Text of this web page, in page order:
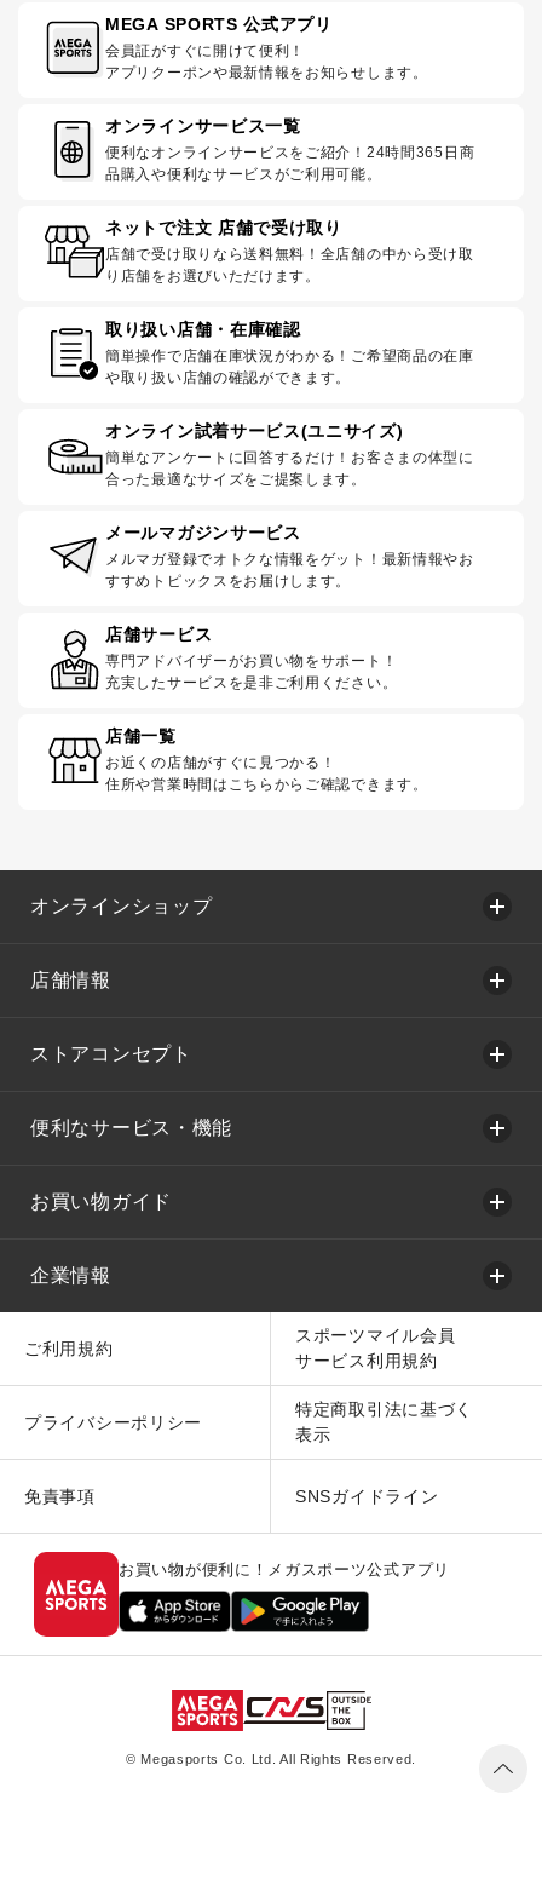
MEGA SPORTS 公式アプリ
会員証がすぐに開けて便利！
アプリクーポンや最新情報をお知らせします。
オンラインサービス一覧
便利なオンラインサービスをご紹介！24時間365日商
品購入や便利なサービスがご利用可能。
ネットで注文 店舗で受け取り
店舗で受け取りなら送料無料！全店舗の中から受け取
り店舗をお選びいただけます。
取り扱い店舗・在庫確認
簡単操作で店舗在庫状況がわかる！ご希望商品の在庫
や取り扱い店舗の確認ができます。
オンライン試着サービス(ユニサイズ)
簡単なアンケートに回答するだけ！お客さまの体型に
合った最適なサイズをご提案します。
メールマガジンサービス
メルマガ登録でオトクな情報をゲット！最新情報やお
すすめトピックスをお届けします。
店舗サービス
専門アドバイザーがお買い物をサポート！
充実したサービスを是非ご利用ください。
店舗一覧
お近くの店舗がすぐに見つかる！
住所や営業時間はこちらからご確認できます。
オンラインショップ
店舗情報
ストアコンセプト
便利なサービス・機能
お買い物ガイド
企業情報
ご利用規約
スポーツマイル会員
サービス利用規約
プライバシーポリシー
特定商取引法に基づく
表示
免責事項 SNSガイドライン
お買い物が便利に！メガスポーツ公式アプリ
© Megasports Co. Ltd. All Rights Reserved.